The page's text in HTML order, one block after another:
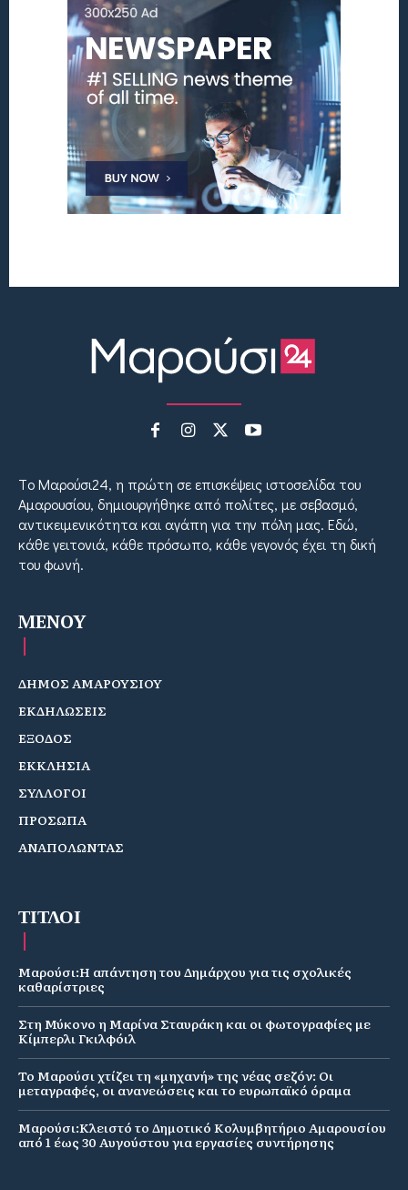
Tο Μαρούσι24, η πρώτη σε επισκέψεις ιστοσελίδα του
Αμαρουσίου, δημιουργήθηκε από πολίτες, με σεβασμό,
αντικειμενικότητα και αγάπη για την πόλη μας. Εδώ,
κάθε γειτονιά, κάθε πρόσωπο, κάθε γεγονός έχει τη δική
του φωνή.
MENOY
ΔΗΜΟΣ ΑΜΑΡΟΥΣΙΟΥ
ΕΚΔΗΛΩΣΕΙΣ
ΕΞΟΔΟΣ
ΕΚΚΛΗΣΙΑ
ΣΥΛΛΟΓΟΙ
ΠΡΟΣΩΠΑ
ΑΝΑΠΟΛΩΝΤΑΣ
ΤΙΤΛΟΙ
Μαρούσι:Η απάντηση του Δημάρχου για τις σχολικές
καθαρίστριες
Στη Μύκονο η Μαρίνα Σταυράκη και οι φωτογραφίες με
Κίμπερλι Γκιλφόιλ
Το Μαρούσι χτίζει τη «μηχανή» της νέας σεζόν: Οι
μεταγραφές, οι ανανεώσεις και το ευρωπαϊκό όραμα
Μαρούσι:Κλειστό το Δημοτικό Κολυμβητήριο Αμαρουσίου
από 1 έως 30 Αυγούστου για εργασίες συντήρησης